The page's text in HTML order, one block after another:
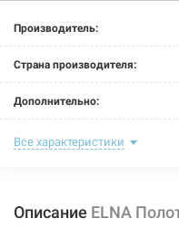
Производитель:
Страна производителя:
Дополнительно:
Цвет:
Глубина:
Все характеристики
Описание ELNA